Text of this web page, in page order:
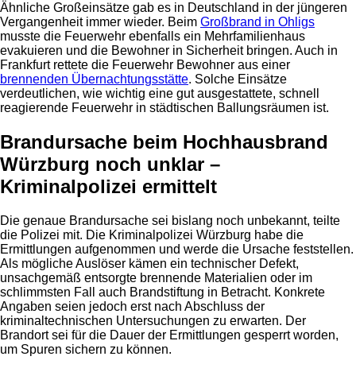
Ähnliche Großeinsätze gab es in Deutschland in der jüngeren
Vergangenheit immer wieder. Beim Großbrand in Ohligs
musste die Feuerwehr ebenfalls ein Mehrfamilienhaus
evakuieren und die Bewohner in Sicherheit bringen. Auch in
Frankfurt rettete die Feuerwehr Bewohner aus einer
brennenden Übernachtungsstätte. Solche Einsätze
verdeutlichen, wie wichtig eine gut ausgestattete, schnell
reagierende Feuerwehr in städtischen Ballungsräumen ist.
Brandursache beim Hochhausbrand
Würzburg noch unklar –
Kriminalpolizei ermittelt
Die genaue Brandursache sei bislang noch unbekannt, teilte
die Polizei mit. Die Kriminalpolizei Würzburg habe die
Ermittlungen aufgenommen und werde die Ursache feststellen.
Als mögliche Auslöser kämen ein technischer Defekt,
unsachgemäß entsorgte brennende Materialien oder im
schlimmsten Fall auch Brandstiftung in Betracht. Konkrete
Angaben seien jedoch erst nach Abschluss der
kriminaltechnischen Untersuchungen zu erwarten. Der
Brandort sei für die Dauer der Ermittlungen gesperrt worden,
um Spuren sichern zu können.